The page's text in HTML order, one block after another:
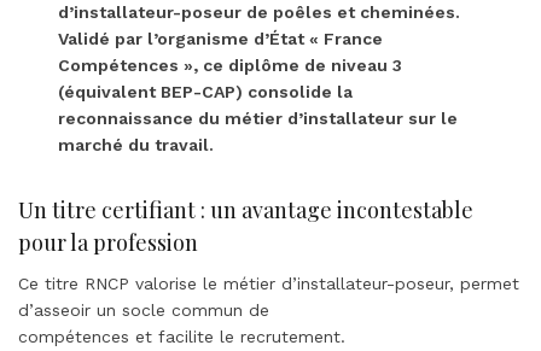
d’installateur-poseur de poêles et cheminées.
Validé par l’organisme d’État « France
Compétences », ce diplôme de niveau 3
(équivalent BEP-CAP) consolide la
reconnaissance du métier d’installateur sur le
marché du travail.
Un titre certifiant : un avantage incontestable
pour la profession
Ce titre RNCP valorise le métier d’installateur-poseur, permet
d’asseoir un socle commun de
compétences et facilite le recrutement.